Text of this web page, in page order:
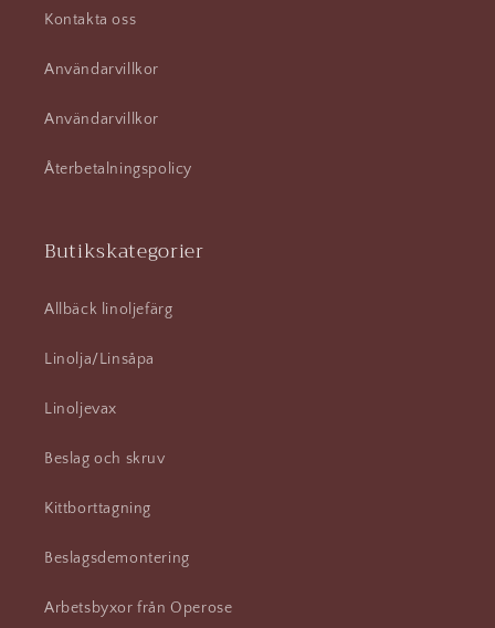
Kontakta oss
Användarvillkor
Användarvillkor
Återbetalningspolicy
Butikskategorier
Allbäck linoljefärg
Linolja/Linsåpa
Linoljevax
Beslag och skruv
Kittborttagning
Beslagsdemontering
Arbetsbyxor från Operose